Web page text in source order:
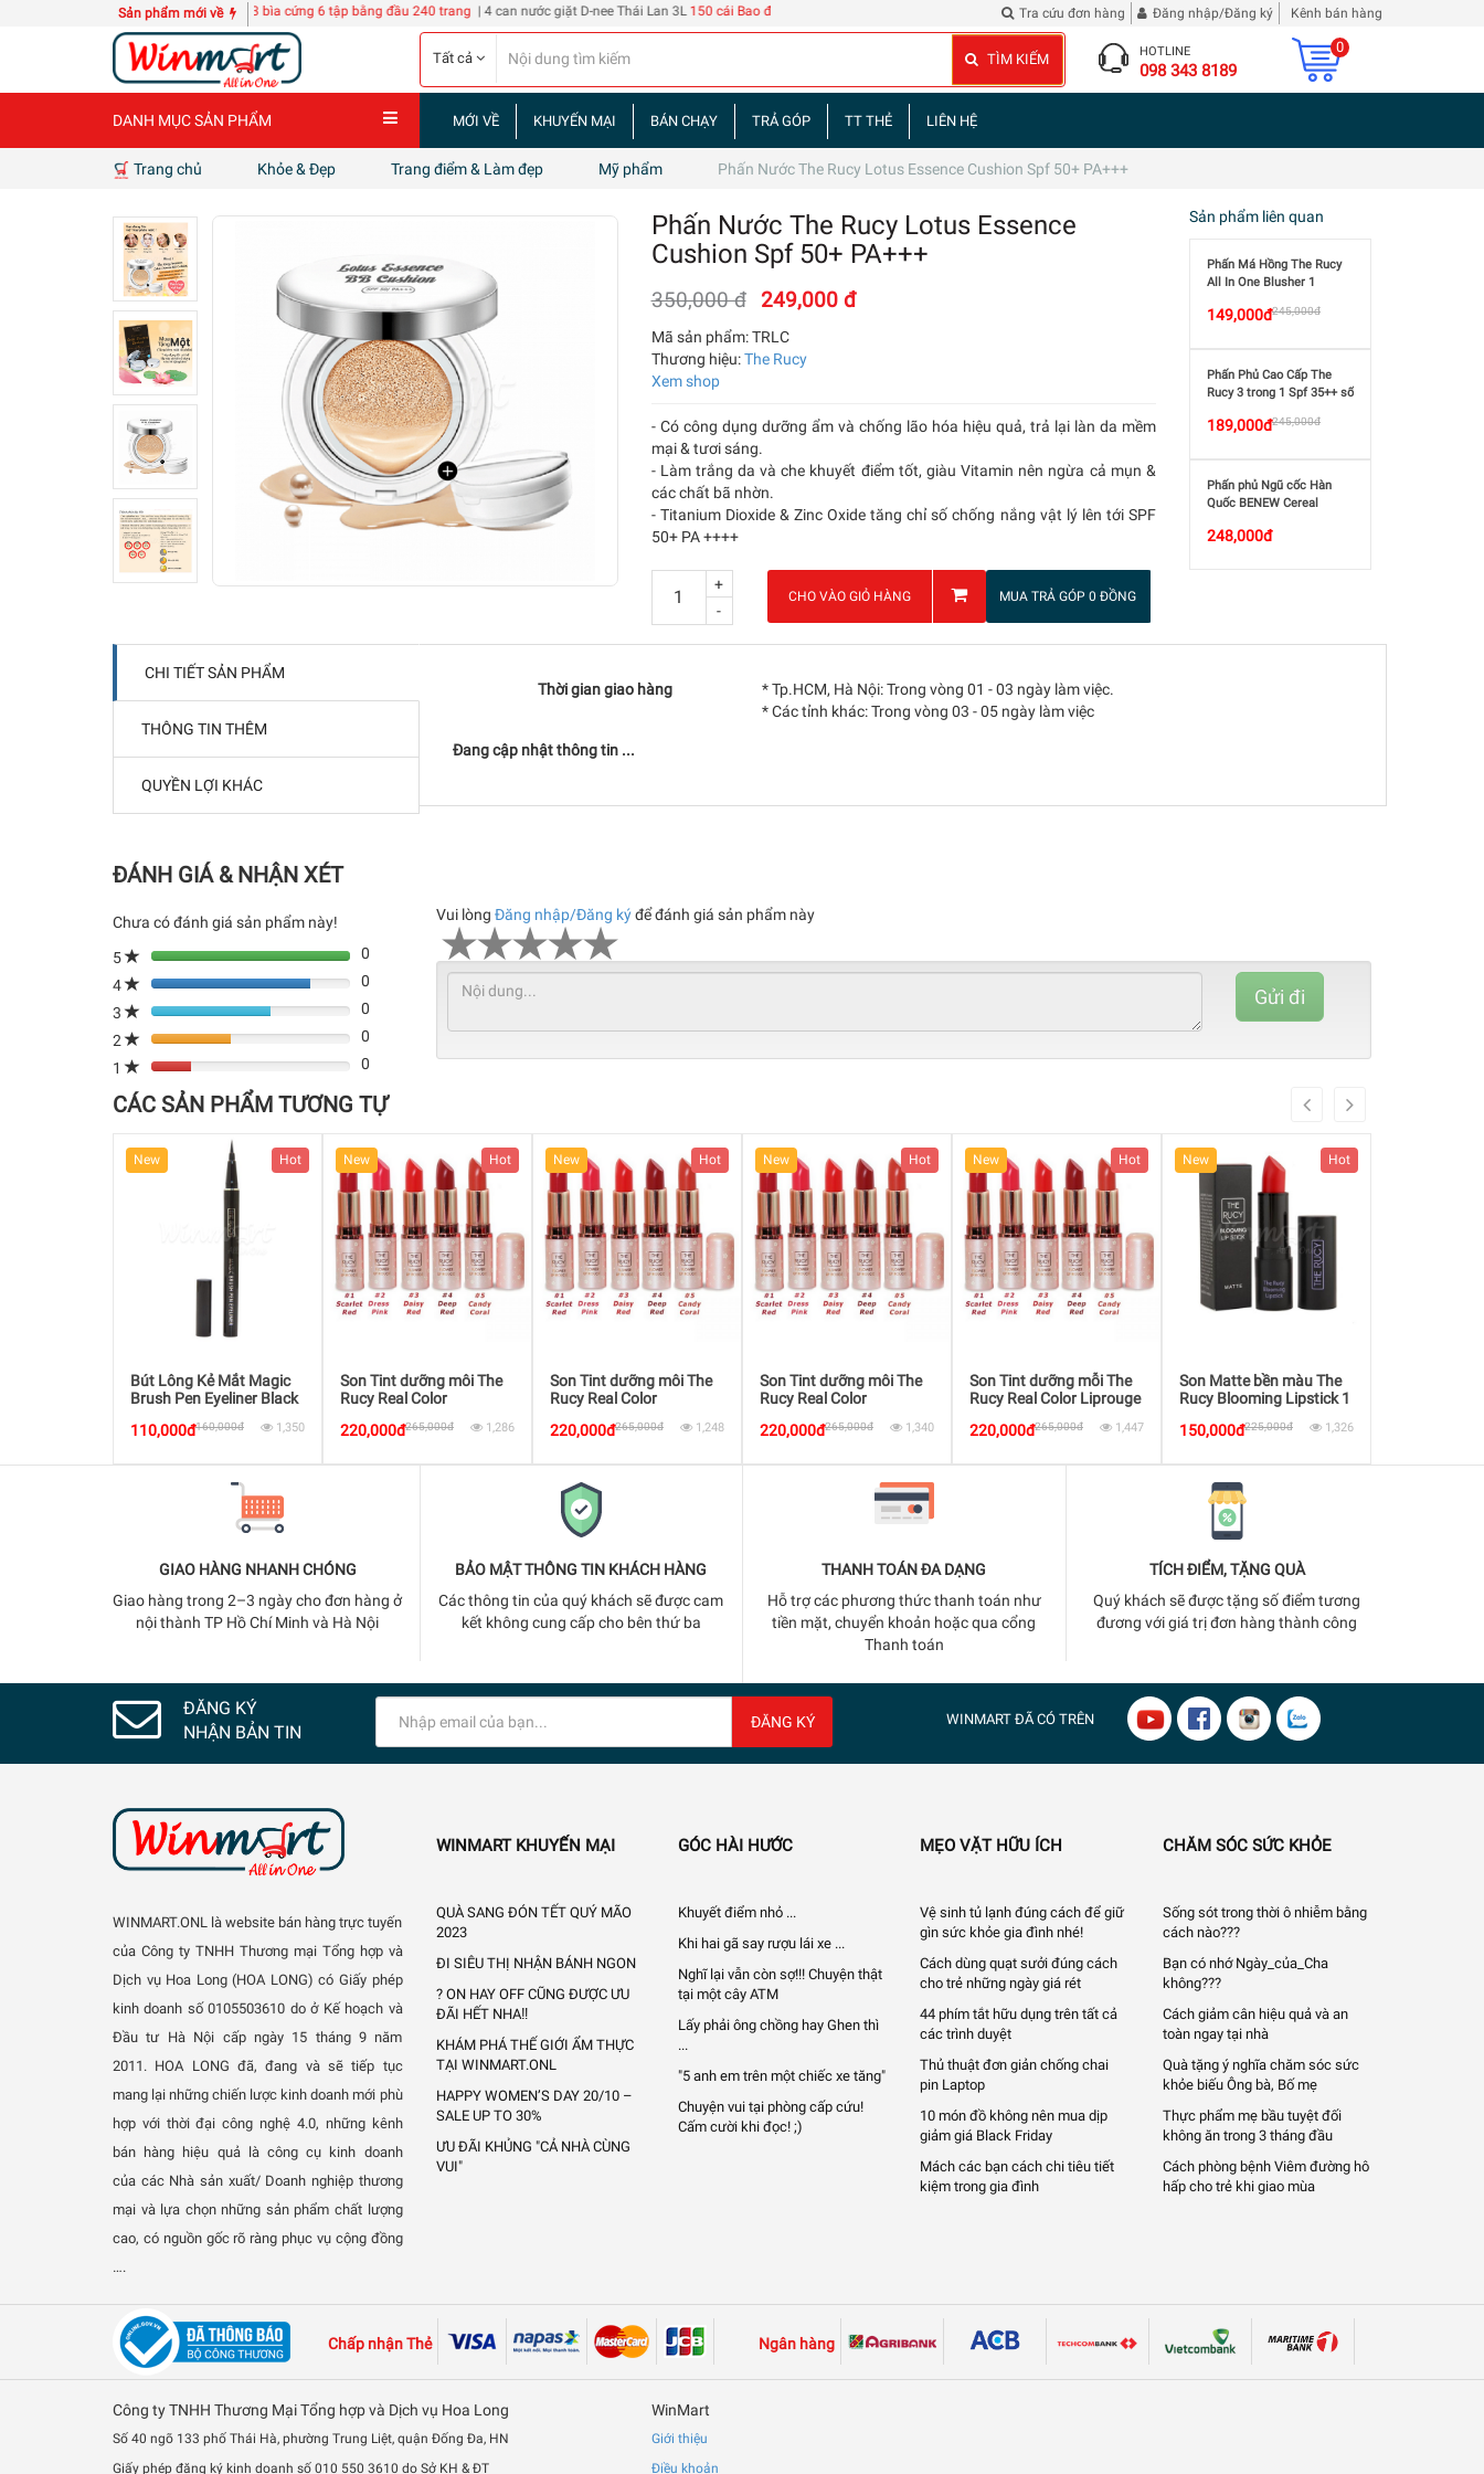
Sản phẩm mới về
TECH KZ11810 quyển Sổ A3 bìa cứng 6 tập bằng đầu 240 trang | 4 can nước giặt D-nee Thái Lan 3L150 cái Bao đựng thẻ nhân viên 108 | 60 tập truyện tranh Tam Quốc Diễn Nghĩa Đừng phê bình tôi | 2 chai Rượu Vang Hibiscus Roselle
Tra cứu đơn hàng Đăng nhập/Đăng ký Kênh bán hàng
Tất cả TÌM KIẾM HOTLINE
098 343 8189
0
DANH MỤC SẢN PHẨM MỚI VỀ KHUYẾN MẠI BÁN CHẠY TRẢ GÓP TT THẺ LIÊN HỆ
Trang chủ Khỏe & Đẹp Trang điểm & Làm đẹp Mỹ phẩm Phấn Nước The Rucy Lotus Essence Cushion Spf 50+ PA+++
Phấn Nước The Rucy Lotus Essence
Cushion Spf 50+ PA+++
350,000 đ 249,000 đ
Mã sản phẩm:TRLC
Thương hiệu:The Rucy
Xem shop
- Có công dụng dưỡng ẩm và chống lão hóa hiệu quả, trả lại làn da mềm
mại & tươi sáng.
- Làm trắng da và che khuyết điểm tốt, giàu Vitamin nên ngừa cả mụn &
các chất bã nhờn.
- Titanium Dioxide & Zinc Oxide tăng chỉ số chống nắng vật lý lên tới SPF
50+ PA ++++
+
-
CHO VÀO GIỎ HÀNG MUA TRẢ GÓP 0 ĐỒNG
Sản phẩm liên quan
Phấn Má Hồng The Rucy
All In One Blusher 1
149,000đ245,000đ
Phấn Phủ Cao Cấp The
Rucy 3 trong 1 Spf 35++ số
189,000đ245,000đ
Phấn phủ Ngũ cốc Hàn
Quốc BENEW Cereal
11g
248,000đ
CHI TIẾT SẢN PHẨM
THÔNG TIN THÊM
QUYỀN LỢI KHÁC
Thời gian giao hàng
* Tp.HCM, Hà Nội: Trong vòng 01 - 03 ngày làm việc.
* Các tỉnh khác: Trong vòng 03 - 05 ngày làm việc
Đang cập nhật thông tin ...
ĐÁNH GIÁ & NHẬN XÉT
Chưa có đánh giá sản phẩm này!
5
80%
0
4
80%
Complete
(danger)
0
3
80%
Complete
(danger)
0
2
80%
Complete
0
1
80%
Complete
(danger)
0
Vui lòng Đăng nhập/Đăng kýđể đánh giá sản phẩm này
Gửi đi
CÁC SẢN PHẨM TƯƠNG TỰ
New Hot
Bút Lông Kẻ Mắt Magic
Brush Pen Eyeliner Black
110,000đ160,000đ 1,350
New Hot
Son Tint dưỡng môi The
Rucy Real Color
220,000đ265,000đ 1,286
New Hot
Son Tint dưỡng môi The
Rucy Real Color
220,000đ265,000đ 1,248
New Hot
Son Tint dưỡng môi The
Rucy Real Color
220,000đ265,000đ 1,340
New Hot
Son Tint dưỡng mỗi The
Rucy Real Color Liprouge
220,000đ265,000đ 1,447
New Hot
Son Matte bền màu The
Rucy Blooming Lipstick 1
150,000đ225,000đ 1,326
GIAO HÀNG NHANH CHÓNG
Giao hàng trong 2–3 ngày cho đơn hàng ở
nội thành TP Hồ Chí Minh và Hà Nội
BẢO MẬT THÔNG TIN KHÁCH HÀNG
Các thông tin của quý khách sẽ được cam
kết không cung cấp cho bên thứ ba
THANH TOÁN ĐA DẠNG
Hỗ trợ các phương thức thanh toán như
tiền mặt, chuyển khoản hoặc qua cổng
Thanh toán
TÍCH ĐIỂM, TẶNG QUÀ
Quý khách sẽ được tặng số điểm tương
đương với giá trị đơn hàng thành công
ĐĂNG KÝ
NHẬN BẢN TIN
ĐĂNG KÝ WINMARTĐÃ CÓ TRÊN
WINMART.ONL là website bán hàng trực tuyến
của Công ty TNHH Thương mại Tổng hợp và
Dịch vụ Hoa Long (HOA LONG) có Giấy phép
kinh doanh số 0105503610 do ở Kế hoạch và
Đầu tư Hà Nội cấp ngày 15 tháng 9 năm
2011. HOA LONG đã, đang và sẽ tiếp tục
mang lại những chiến lược kinh doanh mới phù
hợp với thời đại công nghệ 4.0, những kênh
bán hàng hiệu quả là công cụ kinh doanh
của các Nhà sản xuất/ Doanh nghiệp thương
mại và lựa chọn những sản phẩm chất lượng
cao, có nguồn gốc rõ ràng phục vụ cộng đồng
….
WINMART KHUYẾN MẠI
QUÀ SANG ĐÓN TẾT QUÝ MÃO
2023
ĐI SIÊU THỊ NHẬN BÁNH NGON
? ON HAY OFF CŨNG ĐƯỢC ƯU
ĐÃI HẾT NHA‼
KHÁM PHÁ THẾ GIỚI ẨM THỰC
TẠI WINMART.ONL
HAPPY WOMEN’S DAY 20/10 –
SALE UP TO 30%
ƯU ĐÃI KHỦNG "CẢ NHÀ CÙNG
VUI"
GÓC HÀI HƯỚC
Khuyết điểm nhỏ ...
Khi hai gã say rượu lái xe ...
Nghĩ lại vẫn còn sợ!!! Chuyện thật
tại một cây ATM
Lấy phải ông chồng hay Ghen thì
...
"5 anh em trên một chiếc xe tăng"
Chuyện vui tại phòng cấp cứu!
Cấm cười khi đọc! ;)
MẸO VẶT HỮU ÍCH
Vệ sinh tủ lạnh đúng cách để giữ
gìn sức khỏe gia đình nhé!
Cách dùng quạt sưởi đúng cách
cho trẻ những ngày giá rét
44 phím tắt hữu dụng trên tất cả
các trình duyệt
Thủ thuật đơn giản chống chai
pin Laptop
10 món đồ không nên mua dịp
giảm giá Black Friday
Mách các bạn cách chi tiêu tiết
kiệm trong gia đình
CHĂM SÓC SỨC KHỎE
Sống sót trong thời ô nhiễm bằng
cách nào???
Bạn có nhớ Ngày_của_Cha
không???
Cách giảm cân hiệu quả và an
toàn ngay tại nhà
Quà tặng ý nghĩa chăm sóc sức
khỏe biếu Ông bà, Bố mẹ
Thực phẩm mẹ bầu tuyệt đối
không ăn trong 3 tháng đầu
Cách phòng bệnh Viêm đường hô
hấp cho trẻ khi giao mùa
Chấp nhận Thẻ Ngân hàng
Công ty TNHH Thương Mại Tổng hợp và Dịch vụ Hoa Long
Số 40 ngõ 133 phố Thái Hà, phường Trung Liệt, quận Đống Đa, HN
Giấy phép đăng ký kinh doanh số 010 550 3610 do Sở KH & ĐT
WinMart
Giới thiệu
Điều khoản